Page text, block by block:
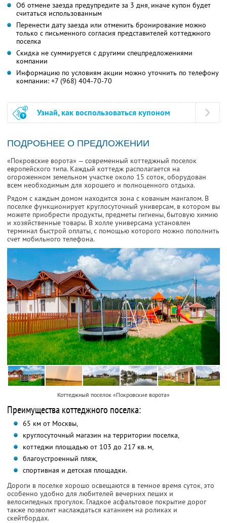
Об отмене заезда предупредите за 3 дня, иначе купон будет
считаться использованным
Перенести дату заезда или отменить бронирование можно
только с письменного согласия представителей коттеджного
поселка
Скидка не суммируется с другими спецпредложениями
компании
Информацию по условиям акции можно уточнить по телефону
компании: +7 (968) 404-70-70
Узнай, как воспользоваться купоном
ПОДРОБНЕЕ О ПРЕДЛОЖЕНИИ
«Покровские ворота» — современный коттеджный поселок
европейского типа. Каждый коттедж располагается на
огороженном земельном участке около 15 соток, оборудован
всем необходимым для хорошего и полноценного отдыха.
Рядом с каждым домом находится зона с кованым мангалом. В
поселке функционирует круглосуточный универсам, в котором вы
можете приобрести продукты, предметы гигиены, бытовую химию
и хозяйственные товары. В холле универсама установлен
терминал быстрой оплаты, с помощью которого можно пополнить
счет мобильного телефона.
Коттеджный поселок «Покровские ворота»
Преимущества коттеджного поселка:
65 км от Москвы,
круглосуточный магазин на территории поселка,
коттеджи площадью от 103 до 217 кв. м,
благоустроенный пляж,
спортивная и детская площадки.
Дороги в поселке хорошо освещаются в темное время суток, это
особенно удобно для любителей вечерних пеших и
велосипедных прогулок. Гладкое асфальтовое покрытие дорог
также позволит наслаждаться катанием на роликах и
скейтбордах.